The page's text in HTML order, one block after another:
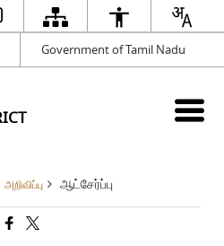
Government of Tamil Nadu
அறிவிப்பு ஆட்சேர்ப்பு